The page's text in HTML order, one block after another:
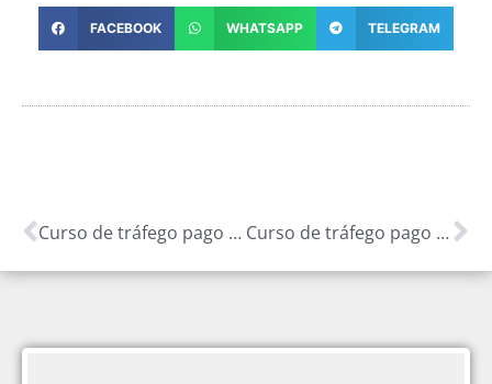
FACEBOOK WHATSAPP TELEGRAM
Curso de tráfego pago para academias de pilates: Atraia mais alunos para suas aulas de pilates Curso de tráfego pago para lojas de móveis infantis: Atraia mais pais para sua loja de móveis para crianças